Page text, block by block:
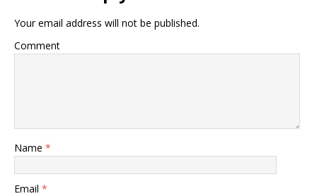
Your email address will not be published.
Comment
Name *
Email *